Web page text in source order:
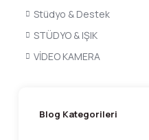
Stüdyo & Destek
STÜDYO & IŞIK
VİDEO KAMERA
Blog Kategorileri